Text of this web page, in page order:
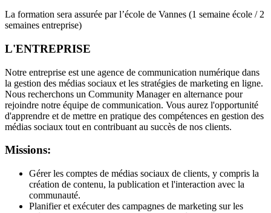
La formation sera assurée par l’école de Vannes (1 semaine école / 2
semaines entreprise)
L'ENTREPRISE
Notre entreprise est une agence de communication numérique dans
la gestion des médias sociaux et les stratégies de marketing en ligne.
Nous recherchons un Community Manager en alternance pour
rejoindre notre équipe de communication. Vous aurez l'opportunité
d'apprendre et de mettre en pratique des compétences en gestion des
médias sociaux tout en contribuant au succès de nos clients.
Missions:
Gérer les comptes de médias sociaux de clients, y compris la
création de contenu, la publication et l'interaction avec la
communauté.
Planifier et exécuter des campagnes de marketing sur les